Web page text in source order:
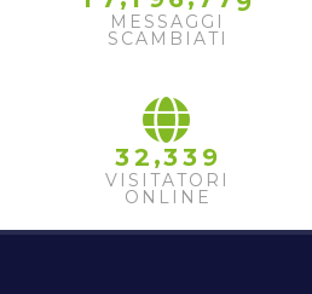
MESSAGGI
SCAMBIATI
32 ,33 9
VISITATORI
ONLINE